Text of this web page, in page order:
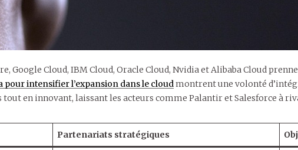
Google Cloud, IBM Cloud, Oracle Cloud, Nvidia et Alibaba Cloud
pour intensifier l’expansion dans le cloudmontrent une volonté
en innovant, laissant les acteurs comme Palantir et Salesforce à
Partenariats stratégiques